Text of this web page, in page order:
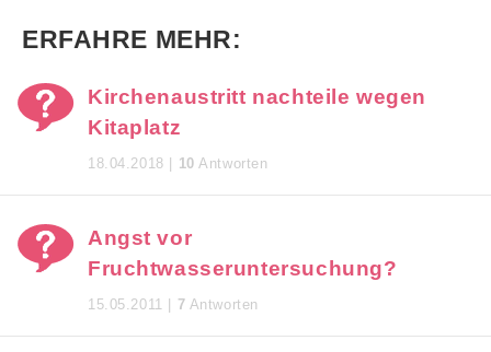
ERFAHRE MEHR:
Kirchenaustritt nachteile wegen
Kitaplatz
18.04.2018 | 10 Antworten
Angst vor
Fruchtwasseruntersuchung?
15.05.2011 | 7 Antworten